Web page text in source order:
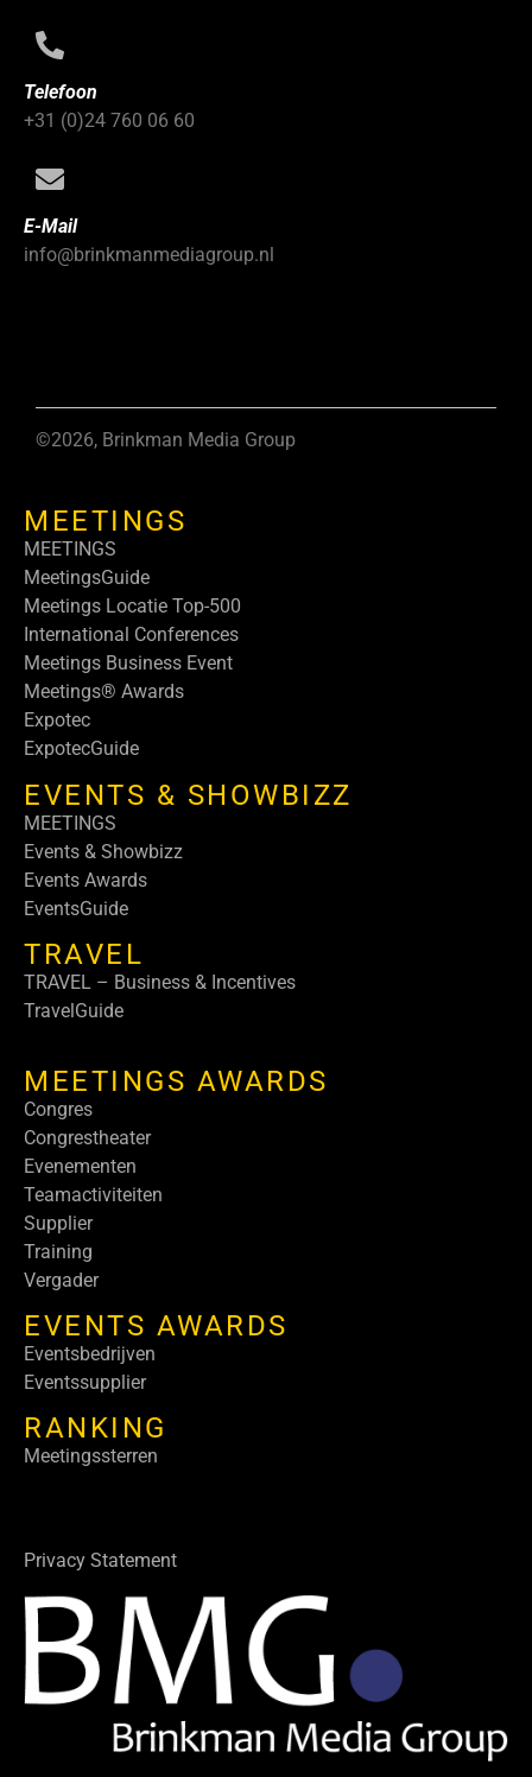
Telefoon
+31 (0)24 760 06 60
E-Mail
info@brinkmanmediagroup.nl
©2026, Brinkman Media Group
MEETINGS
MEETINGS
MeetingsGuide
Meetings Locatie Top-500
International Conferences
Meetings Business Event
Meetings® Awards
Expotec
ExpotecGuide
EVENTS & SHOWBIZZ
MEETINGS
Events & Showbizz
Events Awards
EventsGuide
TRAVEL
TRAVEL – Business & Incentives
TravelGuide
MEETINGS AWARDS
Congres
Congrestheater
Evenementen
Teamactiviteiten
Supplier
Training
Vergader
EVENTS AWARDS
Eventsbedrijven
Eventssupplier
RANKING
Meetingssterren
Privacy Statement